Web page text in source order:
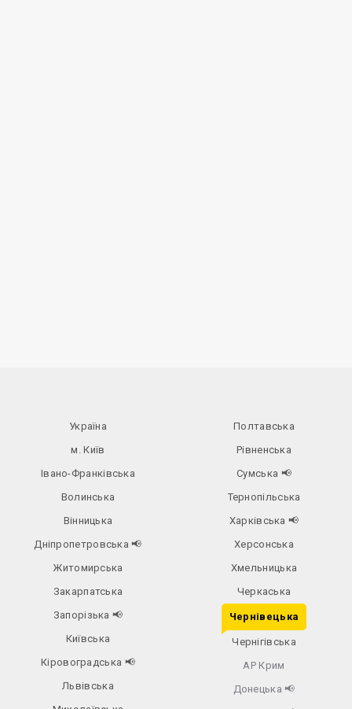
Україна
м. Київ
Івано-Франківська
Волинська
Вінницька
Дніпропетровська📢
Житомирська
Закарпатська
Запорізька 📢
Київська
Кіровоградська 📢
Львівська
Полтавська
Рівненська
Сумська 📢
Тернопільська
Харківська 📢
Херсонська
Хмельницька
Черкаська
Чернівецька
Чернігівська
АР Крим
Донецька 📢